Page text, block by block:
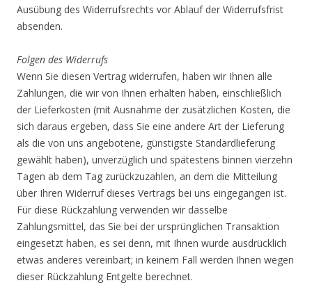
Ausübung des Widerrufsrechts vor Ablauf der Widerrufsfrist
absenden.
Folgen des Widerrufs
Wenn Sie diesen Vertrag widerrufen, haben wir Ihnen alle
Zahlungen, die wir von Ihnen erhalten haben, einschließlich
der Lieferkosten (mit Ausnahme der zusätzlichen Kosten, die
sich daraus ergeben, dass Sie eine andere Art der Lieferung
als die von uns angebotene, günstigste Standardlieferung
gewählt haben), unverzüglich und spätestens binnen vierzehn
Tagen ab dem Tag zurückzuzahlen, an dem die Mitteilung
über Ihren Widerruf dieses Vertrags bei uns eingegangen ist.
Für diese Rückzahlung verwenden wir dasselbe
Zahlungsmittel, das Sie bei der ursprünglichen Transaktion
eingesetzt haben, es sei denn, mit Ihnen wurde ausdrücklich
etwas anderes vereinbart; in keinem Fall werden Ihnen wegen
dieser Rückzahlung Entgelte berechnet.